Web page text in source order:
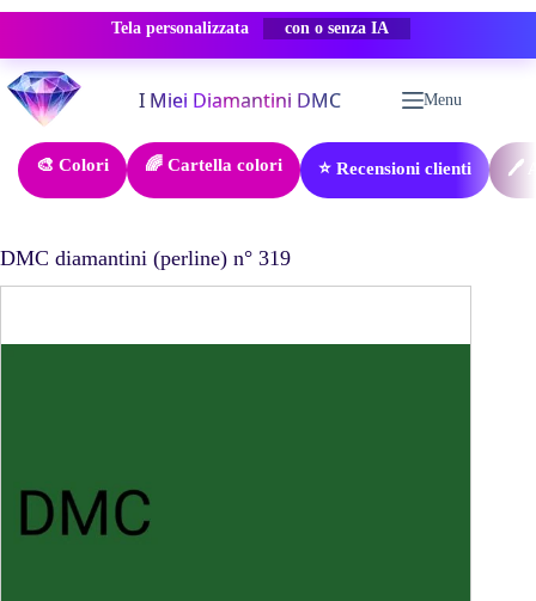
Tela personalizzata -50% SCONTO
Salta
al
contenuto
Menu
🎨 Colori 🌈 Cartella colori ⭐ Recensioni clienti 🖊️
DMC diamantini (perline) n° 319